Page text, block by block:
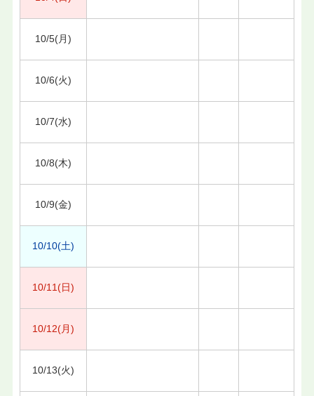
10/5(月)
10/6(火)
10/7(水)
10/8(木)
10/9(金)
10/10(土)
10/11(日)
10/12(月)
10/13(火)